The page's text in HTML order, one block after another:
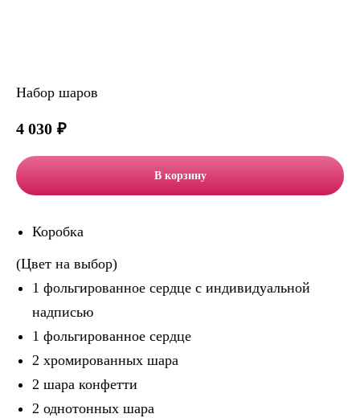
Набор шаров
4 030 ₽
В корзину
Коробка
(Цвет на выбор)
1 фольгированное сердце с индивидуальной
надписью
1 фольгированное сердце
2 хромированных шара
2 шара конфетти
2 однотонных шара